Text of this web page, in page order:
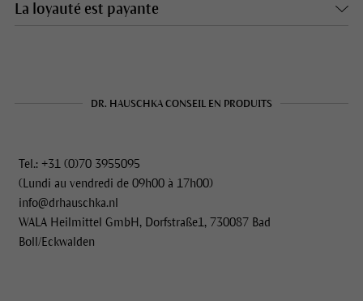
La loyauté est payante
DR. HAUSCHKA CONSEIL EN PRODUITS
Tel.: +31 (0)70 3955095
(Lundi au vendredi de 09h00 à 17h00)
info@drhauschka.nl
WALA Heilmittel GmbH, Dorfstraße1, 730087 Bad
Boll/Eckwalden